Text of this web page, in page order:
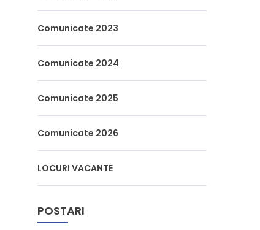
Comunicate 2023
Comunicate 2024
Comunicate 2025
Comunicate 2026
LOCURI VACANTE
POSTARI